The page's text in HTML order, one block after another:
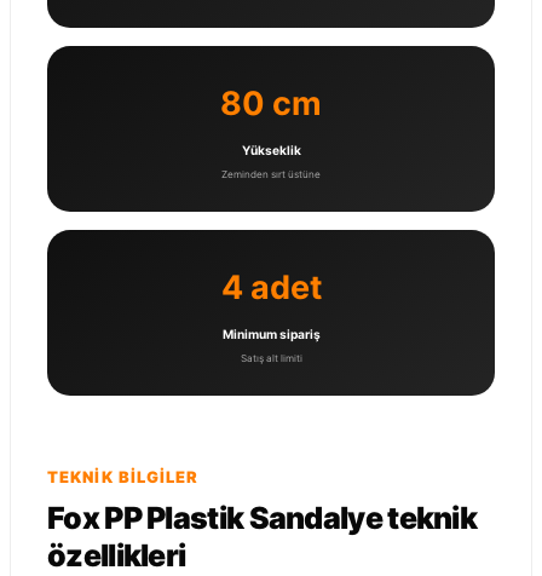
80 cm
Yükseklik
Zeminden sırt üstüne
4 adet
Minimum sipariş
Satış alt limiti
TEKNIK BILGILER
Fox PP Plastik Sandalye teknik
özellikleri